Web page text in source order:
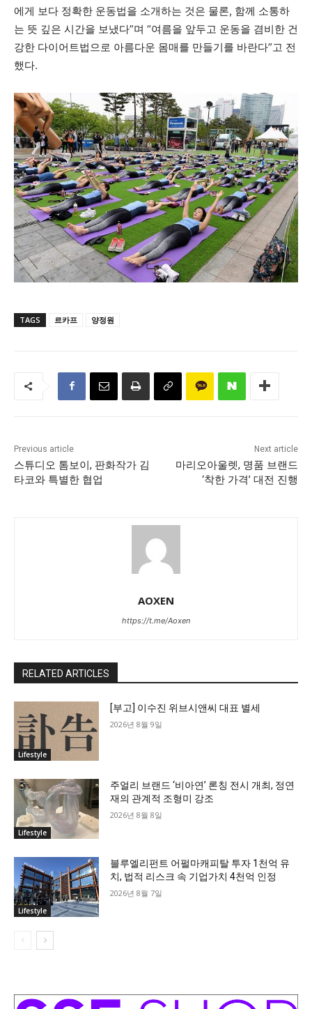
에게 보다 정확한 운동법을 소개하는 것은 물론, 함께 소통하
는 뜻 깊은 시간을 보냈다”며 “여름을 앞두고 운동을 겸비한 건
강한 다이어트법으로 아름다운 몸매를 만들기를 바란다”고 전
했다.
TAGS 르카프 양정원
Previous article
스튜디오 톰보이, 판화작가 김
타코와 특별한 협업
Next article
마리오아울렛, 명품 브랜드
‘착한 가격’ 대전 진행
AOXEN
https://t.me/Aoxen
RELATED ARTICLES
Lifestyle
[부고] 이수진 위브시앤씨 대표 별세
2026년 8월 9일
Lifestyle
주얼리 브랜드 ‘비아연’ 론칭 전시 개최, 정연
재의 관계적 조형미 강조
2026년 8월 8일
Lifestyle
블루엘리펀트 어펄마캐피탈 투자 1천억 유
치, 법적 리스크 속 기업가치 4천억 인정
2026년 8월 7일